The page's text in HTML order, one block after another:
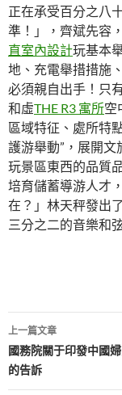
正在承受百分之八
準！」，齊斌先容，
直室內設計玩基本
地、充電舉措措施
必須親自出手！只
和虛THE R3 寓所空
區域特征、處所特
護游舉動”，展開文
玩景區東西的品質
培育儲蓄導游人才
在？」林天秤發出
三分之二的音樂和
文
章
導
上一篇文章
國務院關于印發中國
的告訴